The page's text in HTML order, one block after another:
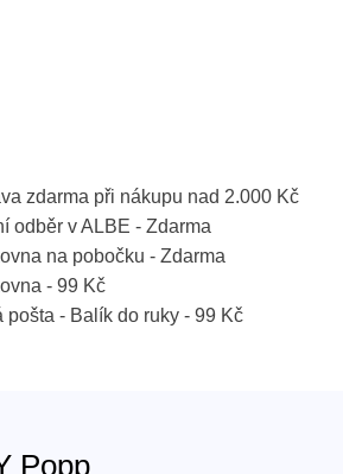
zdarma při nákupu nad 2.000 Kč
odběr v ALBE - Zdarma
na pobočku - Zdarma
- 99 Kč
pošta - Balík do ruky - 99 Kč
Popp